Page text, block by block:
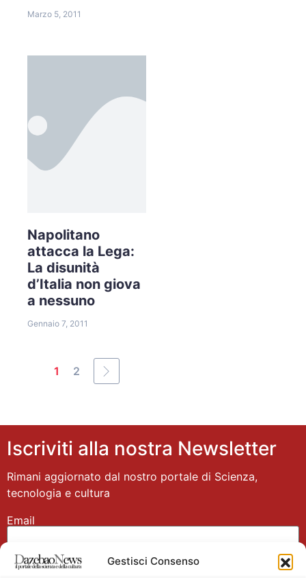
Gestisci Consenso
Marzo 5, 2011
Napolitano
attacca la Lega:
La disunità
d’Italia non giova
a nessuno
Gennaio 7, 2011
1 2
Iscriviti alla nostra Newsletter
Rimani aggiornato dal nostro portale di Scienza,
tecnologia e cultura
Email
Nome